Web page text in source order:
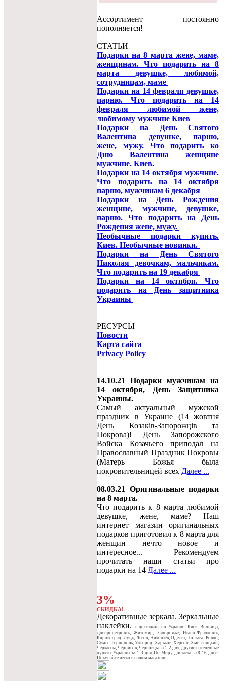
Ассортимент постоянно
пополняется!
СТАТЬИ
Подарки на 8 марта жене, маме,
женщинам. Что подарить на 8
марта девушке, любимой,
сотрудницам, маме
Подарки на 14 февраля девушке,
парню. Что подарить на 14
февраля любимой жене,
любимому мужчине Киев
Подарки на День Святого
Валентина девушке, парню,
жене, мужу. Что подарить ко
Дню Валентина женщине
мужчине. Киев.
Подарки на 14 октября мужчине.
Что подарить на 14 октября
парню, мужчинам 6 декабря
Подарки на День Рождения
женщине, мужчине, девушке,
парню. Что подарить на День
Рождения жене, мужу.
Необычные подарки купить.
Киев. Необычные новинки.
Подарки на День Святого
Николая девочкам, мальчикам.
Что подарить на 19 декабря
Подарки на 14 октября. Что
подарить на День защитника
Украины
РЕСУРСЫ
Новости
Карта сайта
Privacy Policy
14.10.21 Подарки мужчинам на
14 октября, День Защитника
Украины.
Самый актуальный мужской
праздник в Украине (14 жовтня
День Козаків-Запорожців та
Покрова)! День Запорожского
Войска Козачьего приподал на
Православный Праздник Покровы
(Матерь Божья была
покровительницей всех Далее ...
08.03.21 Оригинальные подарки
на 8 марта.
Что подарить к 8 марта любимой
девушке, жене, маме? Наш
интернет магазин оригинальных
подарков приготовил к 8 марта для
женщин нечто новое и
интересное... Рекомендуем
прочитать наши статьи про
подарки на 14 Далее ...
3%
СКИДКА!
Декоративные зеркала. Зеркальные
наклейки.c доставкой по Украине: Киев, Винница,
Днепропетровск, Житомир, Запорожье, Ивано-Франковск,
Кировоград, Луцк, Львов, Николаев, Одесса, Полтава, Ровно,
Сумы, Тернополь, Ужгород, Харьков, Херсон, Хмельницкий,
Черкассы, Чернигов, Черновцы за 1-2 дня, другие населённые
пункты Украины за 1-3 дня. По Миру доставка за 8-16 дней.
Покупайте легко в нашем магазине!